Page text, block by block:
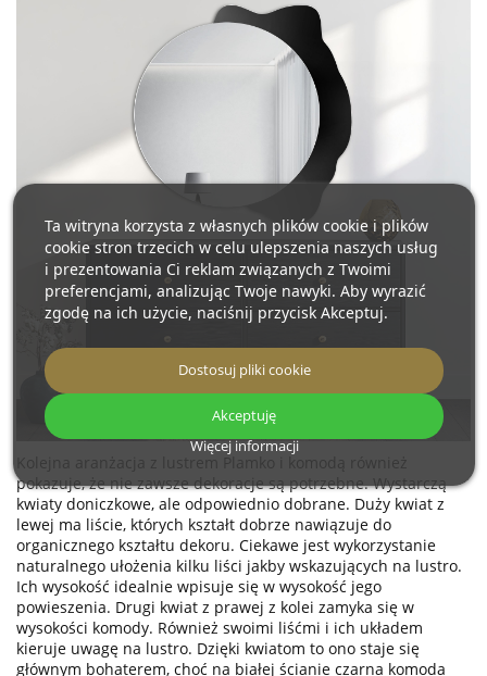
Kolejna aranżacja z lustrem Plamko i komodą również
pokazuje, że nie zawsze dekoracje są potrzebne. Wystarczą
kwiaty doniczkowe, ale odpowiednio dobrane. Duży kwiat z
lewej ma liście, których kształt dobrze nawiązuje do
organicznego kształtu dekoru. Ciekawe jest wykorzystanie
naturalnego ułożenia kilku liści jakby wskazujących na lustro.
Ich wysokość idealnie wpisuje się w wysokość jego
powieszenia. Drugi kwiat z prawej z kolei zamyka się w
wysokości komody. Również swoimi liśćmi i ich układem
kieruje uwagę na lustro. Dzięki kwiatom to ono staje się
głównym bohaterem, choć na białej ścianie czarna komoda
Ta witryna korzysta z własnych plików cookie i plików
cookie stron trzecich w celu ulepszenia naszych usług
i prezentowania Ci reklam związanych z Twoimi
preferencjami, analizując Twoje nawyki. Aby wyrazić
zgodę na ich użycie, naciśnij przycisk Akceptuj.
Więcej informacji
Dostosuj pliki cookie
Akceptuję